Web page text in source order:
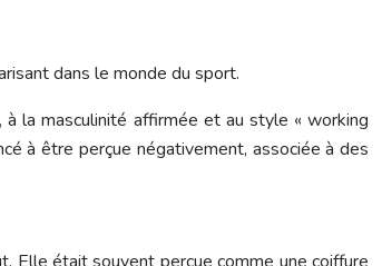
dans le monde du sport.
la masculinité affirmée et au style « working
à être perçue négativement, associée à des